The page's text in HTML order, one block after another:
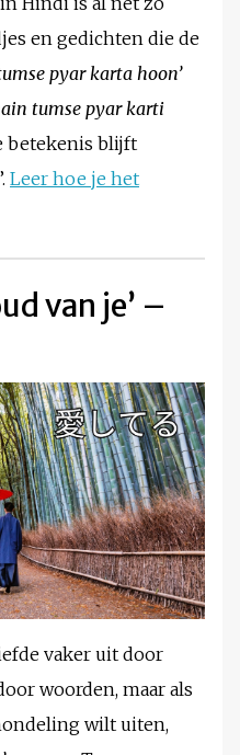
en gedichten die de
pyar karta hoon’
tumse pyar karti
betekenis blijft
Leer hoe je het
van je’ –
vaker uit door
woorden, maar als
wilt uiten,